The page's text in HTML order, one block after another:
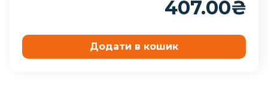
407.00₴
Додати в кошик